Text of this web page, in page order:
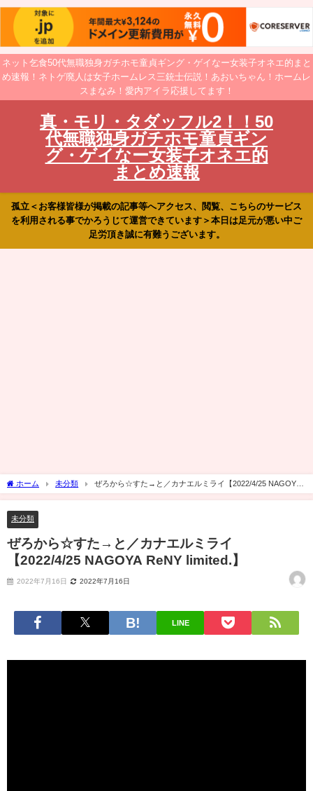
ネット乞食50代無職独身ガチホモ童貞ギング・ゲイなー女装子オネエ的まと
め速報！ネトゲ廃人は女子ホームレス三銃士伝説！あおいちゃん！ホームレ
スまなみ！愛内アイラ応援してます！
真・モリ・タダッフル2！！50
代無職独身ガチホモ童貞ギン
グ・ゲイなー女装子オネエ的
まとめ速報
孤立＜お客様皆様が掲載の記事等へアクセス、閲覧、こちらのサービス
を利用される事でかろうじて運営できています＞本日は足元が悪い中ご
足労頂き誠に有難うございます。
ホーム 未分類
ぜろから☆すた→と／カナエルミライ【2022/4/25 NAGOYA
ReNY limited.】
未分類
ぜろから☆すた→と／カナエルミライ
【2022/4/25 NAGOYA ReNY limited.】
2022年7月16日 2022年7月16日
LINE